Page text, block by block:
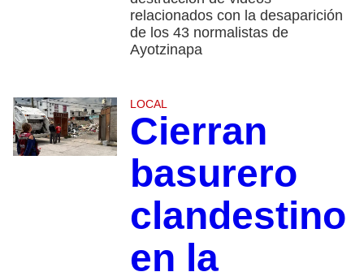
relacionados con la desaparición
de los 43 normalistas de
Ayotzinapa
LOCAL
Cierran
basurero
clandestino
en la